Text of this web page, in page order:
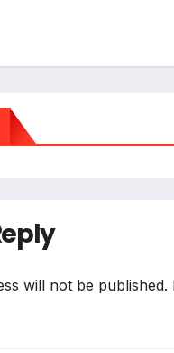
will not be published.